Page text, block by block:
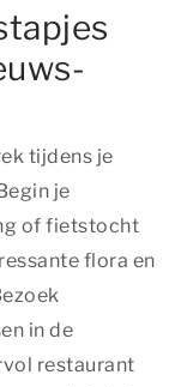
tijdens je
je
of fietstocht
flora en
in de
restaurant